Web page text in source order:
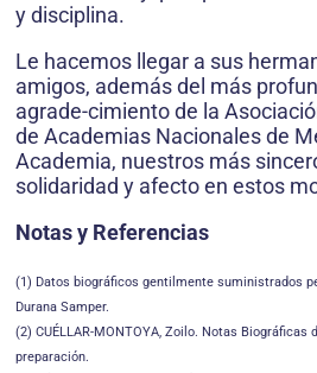
y disciplina.
Le hacemos llegar a sus
amigos, además del más
agrade-cimiento de la
de Academias Nacionales de
Academia, nuestros más
solidaridad y afecto en estos
Notas y Referencias
(1) Datos biográficos gentilmente suministrados
Durana Samper.
(2) CUÉLLAR-MONTOYA, Zoilo. Notas Biográficas
preparación.